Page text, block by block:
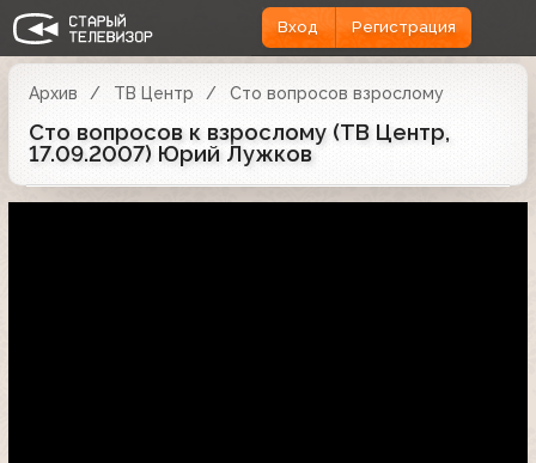
Вход Регистрация
Архив ТВ Центр Сто вопросов взрослому
Сто вопросов к взрослому (ТВ Центр,
17.09.2007) Юрий Лужков